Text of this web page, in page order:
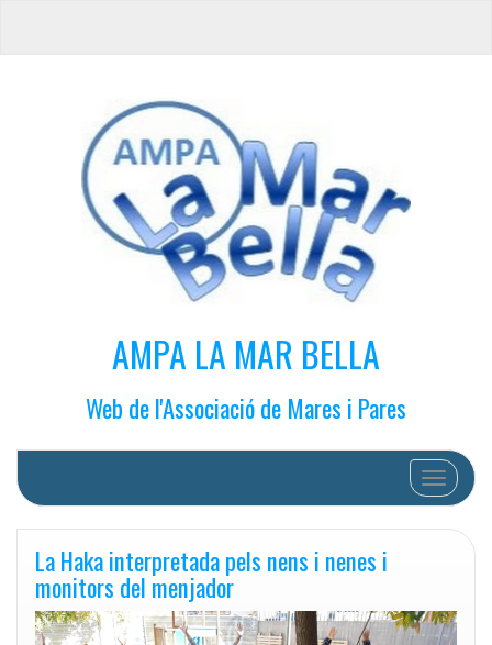
AMPA LA MAR BELLA
Web de l'Associació de Mares i Pares
Cambiar
La Haka interpretada pels nens i nenes i
monitors del menjador